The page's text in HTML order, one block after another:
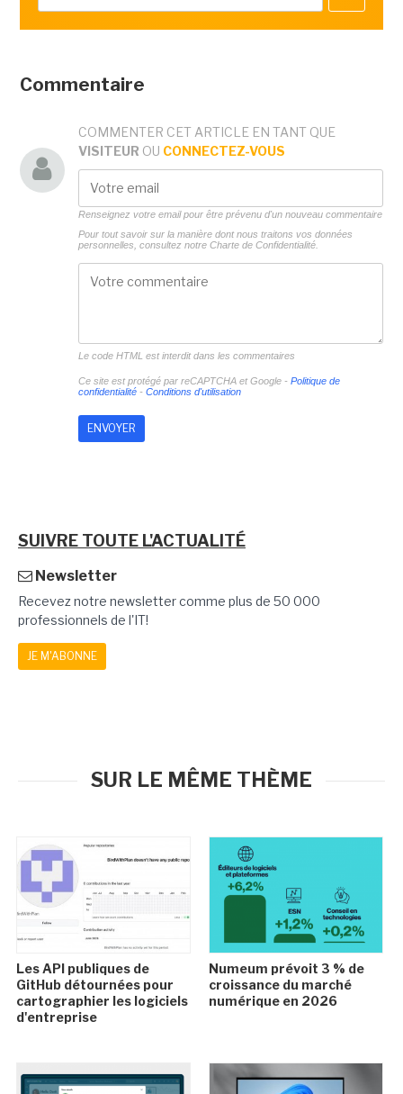
Commentaire
COMMENTER CET ARTICLE EN TANT QUE
VISITEUR OU CONNECTEZ-VOUS
Renseignez votre email pour être prévenu d'un nouveau commentaire
Pour tout savoir sur la manière dont nous traitons vos données
personnelles, consultez notre Charte de Confidentialité.
Le code HTML est interdit dans les commentaires
Ce site est protégé par reCAPTCHA et Google - Politique de
confidentialité- Conditions d'utilisation
SUIVRE TOUTE L'ACTUALITÉ
Newsletter
Recevez notre newsletter comme plus de 50 000
professionnels de l'IT!
JE M'ABONNE
SUR LE MÊME THÈME
Les API publiques de
GitHub détournées pour
cartographier les logiciels
d'entreprise
Numeum prévoit 3 % de
croissance du marché
numérique en 2026